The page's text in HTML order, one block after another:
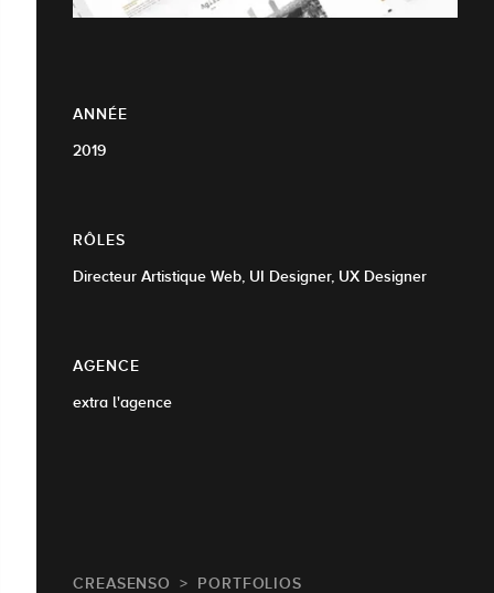
ANNÉE
2019
RÔLES
Directeur Artistique Web, UI Designer, UX Designer
AGENCE
extra l'agence
CREASENSO PORTFOLIOS